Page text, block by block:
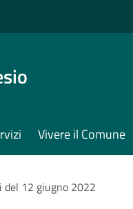
Vivere il Comune
del 12 giugno 2022